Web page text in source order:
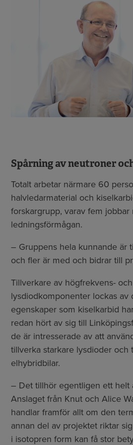
Spårning av neutroner
Totalt arbetar närmare 60
halvledarmaterial och
forskargrupp, varav fem
ledningsförmågan.
– Gruppens hela kunnande är
och fler är med och bidrar till
Tillverkare av högfrekvens- och
lysdiodkomponenter lockas av
egenskaper som kiselkarbid
redan hört av sig till
de är intresserade av att
tillverka starkare lysdioder och
elhybridbilar.
– Det tillhör egentligen ett helt
Anslaget från Knut och Alice
handlar framför allt om den
annan del av projektet riktar
i isotopren form kan få stor